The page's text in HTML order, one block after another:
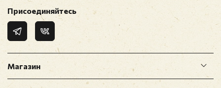
Магазин
Присоединяйтесь